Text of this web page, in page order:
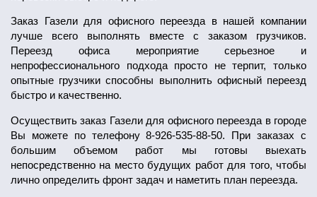
Заказ Газели для офисного переезда в нашей компании
лучше всего выполнять вместе с заказом грузчиков.
Переезд офиса мероприятие серьезное и
непрофессионального подхода просто не терпит, только
опытные грузчики способны выполнить офисный переезд
быстро и качественно.
Осуществить заказ Газели для офисного переезда в городе
Вы можете по телефону 8-926-535-88-50. При заказах с
большим объемом работ мы готовы выехать
непосредственно на место будущих работ для того, чтобы
лично определить фронт задач и наметить план переезда.